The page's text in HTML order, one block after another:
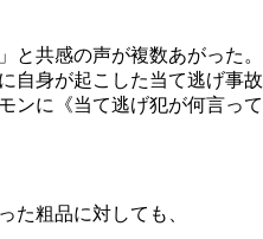
共感の声が複数あがった。
自身が起こした当て逃げ事故
ンに《当て逃げ犯が何言って
粗品に対しても、